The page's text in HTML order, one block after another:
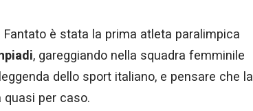
è stata la prima atleta paralimpica
, gareggiando nella squadra femminile
dello sport italiano, e pensare che la
quasi per caso.